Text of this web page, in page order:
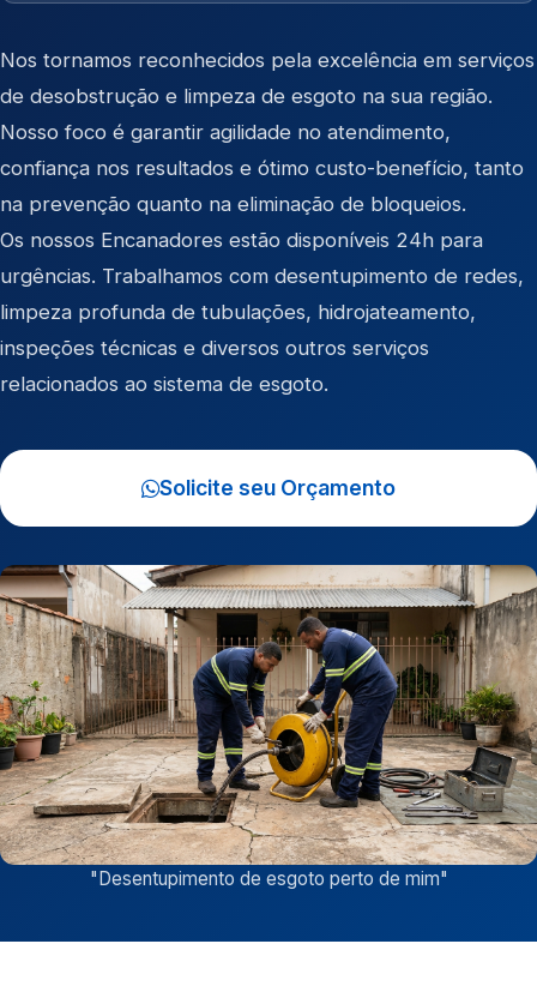
Nos tornamos reconhecidos pela excelência em serviços
de desobstrução e limpeza de esgoto na sua região.
Nosso foco é garantir agilidade no atendimento,
confiança nos resultados e ótimo custo-benefício, tanto
na prevenção quanto na eliminação de bloqueios.
Os nossos Encanadores estão disponíveis 24h para
urgências. Trabalhamos com desentupimento de redes,
limpeza profunda de tubulações, hidrojateamento,
inspeções técnicas e diversos outros serviços
relacionados ao sistema de esgoto.
Solicite seu Orçamento
"Desentupimento de esgoto perto de mim"